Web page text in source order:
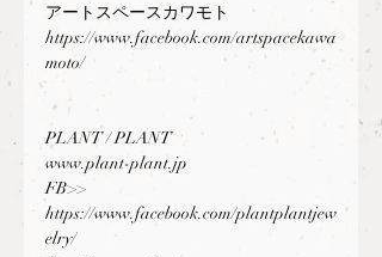
アートスペースカワモト
https://www.facebook.com/artspacekawa
moto/
PLANT / PLANT
www.plant-plant.jp
FB>>
https://www.facebook.com/plantplantjew
elry/